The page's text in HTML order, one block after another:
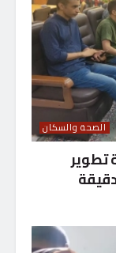
الصحة والسكان
تطوير